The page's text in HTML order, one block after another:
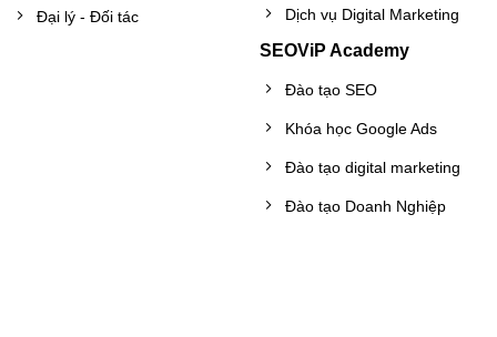
Đại lý - Đối tác Dịch vụ Digital Marketing
SEOViP Academy
Đào tạo SEO
Khóa học Google Ads
Đào tạo digital marketing
Đào tạo Doanh Nghiệp